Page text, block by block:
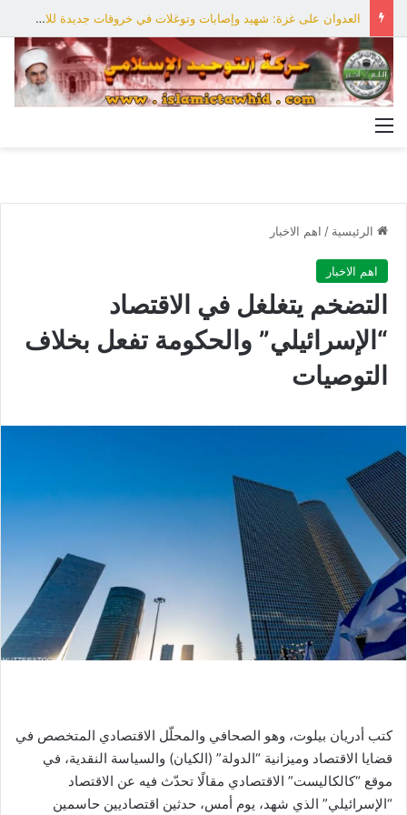
العدوان على غزة: شهيد وإصابات وتوغلات في خروقات جديدة للاحتلال
الرئيسية / اهم الاخبار
اهم الاخبار
التضخم يتغلغل في الاقتصاد
“الإسرائيلي” والحكومة تفعل بخلاف
التوصيات
كتب أدريان بيلوت، وهو الصحافي والمحلّل الاقتصادي المتخصص في
قضايا الاقتصاد وميزانية “الدولة” (الكيان) والسياسة النقدية، في
موقع “كالكاليست” الاقتصادي مقالًا تحدّث فيه عن الاقتصاد
“الإسرائيلي” الذي شهد، يوم أمس، حدثين اقتصاديين حاسمين